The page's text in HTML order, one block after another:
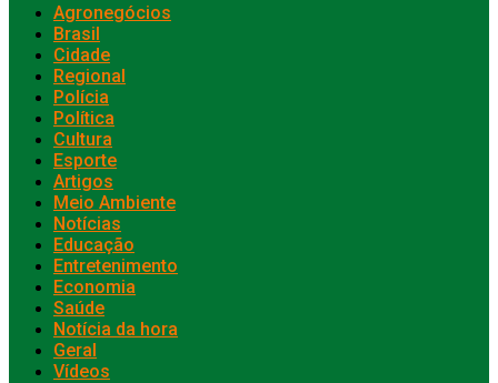
Agronegócios
Brasil
Cidade
Regional
Polícia
Política
Cultura
Esporte
Artigos
Meio Ambiente
Notícias
Educação
Entretenimento
Economia
Saúde
Notícia da hora
Geral
Vídeos